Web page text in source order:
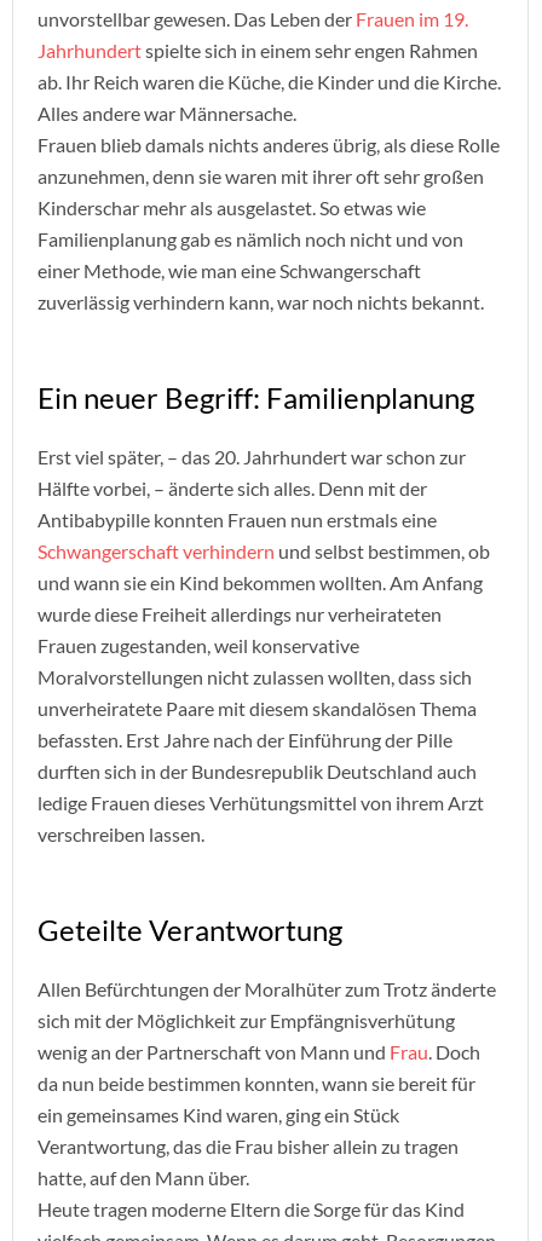
unvorstellbar gewesen. Das Leben der Frauen im 19.
Jahrhundertspielte sich in einem sehr engen Rahmen
ab. Ihr Reich waren die Küche, die Kinder und die Kirche.
Alles andere war Männersache.
Frauen blieb damals nichts anderes übrig, als diese Rolle
anzunehmen, denn sie waren mit ihrer oft sehr großen
Kinderschar mehr als ausgelastet. So etwas wie
Familienplanung gab es nämlich noch nicht und von
einer Methode, wie man eine Schwangerschaft
zuverlässig verhindern kann, war noch nichts bekannt.
Ein neuer Begriff: Familienplanung
Erst viel später, – das 20. Jahrhundert war schon zur
Hälfte vorbei, – änderte sich alles. Denn mit der
Antibabypille konnten Frauen nun erstmals eine
Schwangerschaft verhindern und selbst bestimmen, ob
und wann sie ein Kind bekommen wollten. Am Anfang
wurde diese Freiheit allerdings nur verheirateten
Frauen zugestanden, weil konservative
Moralvorstellungen nicht zulassen wollten, dass sich
unverheiratete Paare mit diesem skandalösen Thema
befassten. Erst Jahre nach der Einführung der Pille
durften sich in der Bundesrepublik Deutschland auch
ledige Frauen dieses Verhütungsmittel von ihrem Arzt
verschreiben lassen.
Geteilte Verantwortung
Allen Befürchtungen der Moralhüter zum Trotz änderte
sich mit der Möglichkeit zur Empfängnisverhütung
wenig an der Partnerschaft von Mann und Frau . Doch
da nun beide bestimmen konnten, wann sie bereit für
ein gemeinsames Kind waren, ging ein Stück
Verantwortung, das die Frau bisher allein zu tragen
hatte, auf den Mann über.
Heute tragen moderne Eltern die Sorge für das Kind